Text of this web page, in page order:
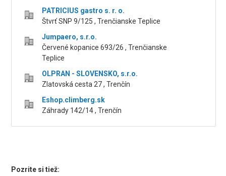
PATRICIUS gastro s. r. o.
Štvrť SNP 9/125 , Trenčianske Teplice
Jumpaero, s.r.o.
Červené kopanice 693/26 , Trenčianske
Teplice
OLPRAN - SLOVENSKO, s.r.o.
Zlatovská cesta 27 , Trenčín
Eshop.climberg.sk
Záhrady 142/14 , Trenčín
Pozrite si tiež: